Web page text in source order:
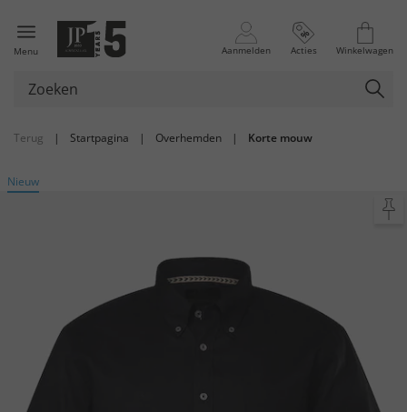
Menu Aanmelden Acties Winkelwagen
Terug | Startpagina | Overhemden | Korte mouw
Nieuw